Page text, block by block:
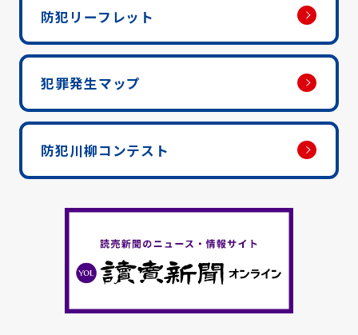
防犯リーフレット
犯罪発生マップ
防犯川柳コンテスト